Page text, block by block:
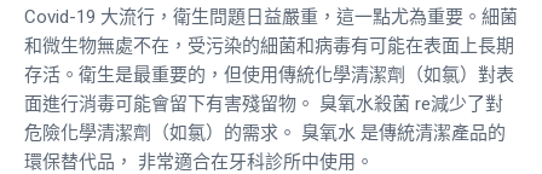
Covid-19 大流行，衛生問題日益嚴重，這一點尤為重要。細菌
和微生物無處不在，受污染的細菌和病毒有可能在表面上長期
存活。衛生是最重要的，但使用傳統化學清潔劑（如氯）對表
面進行消毒可能會留下有害殘留物。 臭氧水殺菌 re減少了對
危險化學清潔劑（如氯）的需求。 臭氧水 是傳統清潔產品的
環保替代品， 非常適合在牙科診所中使用。